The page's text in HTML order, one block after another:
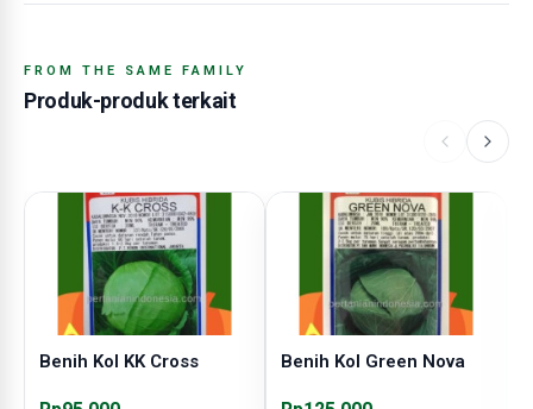
FROM THE SAME FAMILY
Produk-produk terkait
Benih Kol KK Cross Benih Kol Green Nova